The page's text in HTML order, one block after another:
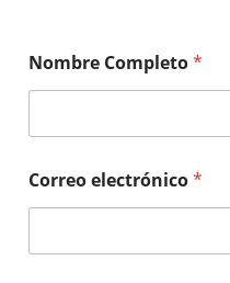
Nombre Completo*
Correo electrónico*